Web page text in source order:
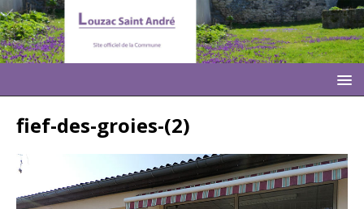
fief-des-groies-(2)